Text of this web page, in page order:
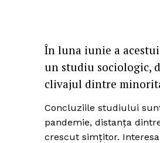
În luna iunie a acestui
un studiu sociologic,
clivajul dintre
Concluziile studiului
pandemie, distanța
crescut simțitor.